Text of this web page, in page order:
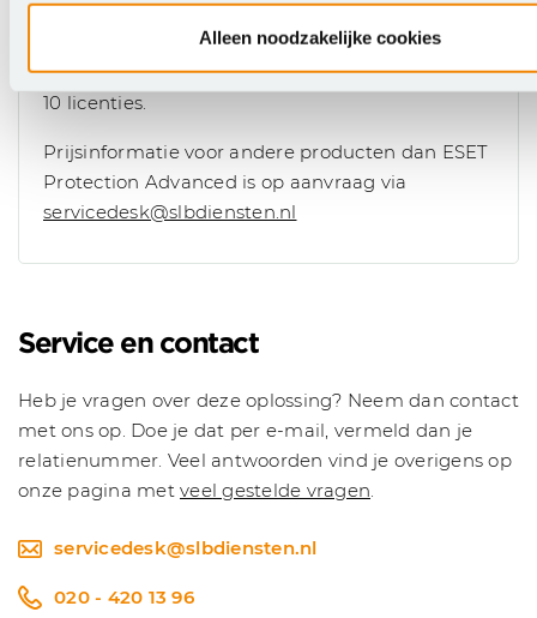
Alleen noodzakelijke cookies
gebruiksrecht binnen de instelling aan alle
medewerkers en cursisten. Jaarlijkse
licentievergoeding per node, te bestellen vanaf
10 licenties.
Prijsinformatie voor andere producten dan ESET
Protection Advanced is op aanvraag via
servicedesk@slbdiensten.nl
Service en contact
Heb je vragen over deze oplossing? Neem dan contact
met ons op. Doe je dat per e-mail, vermeld dan je
relatienummer. Veel antwoorden vind je overigens op
onze pagina met veel gestelde vragen.
servicedesk@slbdiensten.nl
020 - 420 13 96